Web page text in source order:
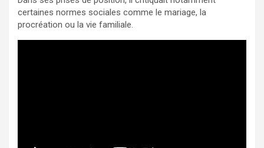
certaines normes sociales comme le mariage, la
procréation ou la vie familiale.